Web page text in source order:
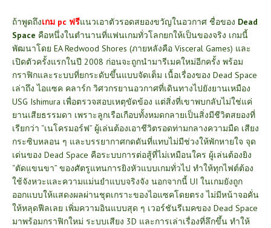
ถ้าพูดถึงเกม pc ฟรีแนวเอาตัวรอดสยองขวัญในอวกาศ ชื่อของ Dead
Space คือหนึ่งในตำนานที่แฟนเกมทั่วโลกยกให้เป็นของจริง เกมนี้
พัฒนาโดย EA Redwood Shores (ภายหลังคือ Visceral Games) และ
เปิดตัวครั้งแรกในปี 2008 ก่อนจะถูกนำมารีเมคใหม่อีกครั้ง พร้อม
กราฟิกและระบบที่ยกระดับขึ้นแบบจัดเต็ม เนื้อเรื่องของ Dead Space
เล่าถึง ไอแซค คลาร์ก วิศวกรยานอวกาศที่เดินทางไปยังยานเหมือง
USG Ishimura เพื่อตรวจสอบเหตุขัดข้อง แต่สิ่งที่เขาพบกลับไม่ใช่แค่
ยานเสียธรรมดา เพราะลูกเรือเกือบทั้งหมดกลายเป็นสิ่งมีชีวิตสยองที่
เรียกว่า “เนโครมอร์ฟ” ผู้เล่นต้องเอาชีวิตรอดท่ามกลางความมืด เสียง
กระซิบหลอน ๆ และบรรยากาศกดดันที่แทบไม่มีช่วงให้พักหายใจ จุด
เด่นของ Dead Space คือระบบการต่อสู้ที่ไม่เหมือนใคร ผู้เล่นต้องยิง
“ตัดแขนขา” ของศัตรูแทนการยิงหัวแบบเกมทั่วไป ทำให้ทุกไฟต์ต้อง
ใช้จังหวะและความแม่นยำแบบจริงจัง นอกจากนี้ UI ในเกมยังถูก
ออกแบบให้แสดงผลผ่านชุดเกราะของไอแซคโดยตรง ไม่มีหน้าจอคั่น
ให้หลุดฟีลเลย เพิ่มความอินแบบสุด ๆ เวอร์ชันรีเมคของ Dead Space
มาพร้อมกราฟิกใหม่ ระบบเสียง 3D และการเล่าเรื่องที่ลึกขึ้น ทำให้